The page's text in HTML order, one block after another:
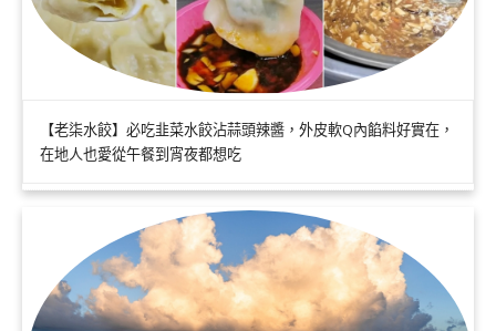
【老柒水餃】必吃韭菜水餃沾蒜頭辣醬，外皮軟Q內餡料好實在，
在地人也愛從午餐到宵夜都想吃